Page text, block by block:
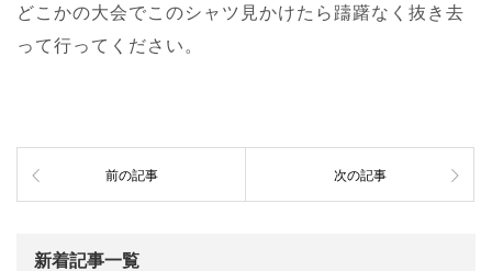
どこかの大会でこのシャツ見かけたら躊躇なく抜き去
って行ってください。
前の記事 次の記事
新着記事一覧